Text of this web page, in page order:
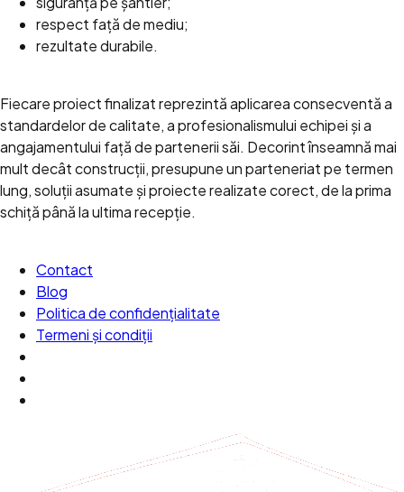
respect față de mediu;
rezultate durabile.
Fiecare proiect finalizat reprezintă aplicarea consecventă a
standardelor de calitate, a profesionalismului echipei și a
angajamentului față de partenerii săi. Decorint înseamnă mai
mult decât construcții, presupune un parteneriat pe termen
lung, soluții asumate și proiecte realizate corect, de la prima
schiță până la ultima recepție.
Contact
Blog
Politica de confidențialitate
Termeni și condiții